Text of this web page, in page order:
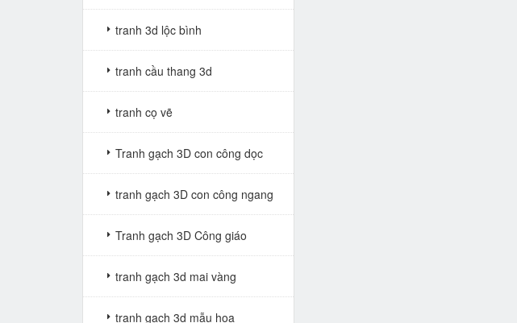
tranh 3d lộc bình
tranh cầu thang 3d
tranh cọ vẽ
Tranh gạch 3D con công dọc
tranh gạch 3D con công ngang
Tranh gạch 3D Công giáo
tranh gạch 3d mai vàng
tranh gạch 3d mẫu hoa